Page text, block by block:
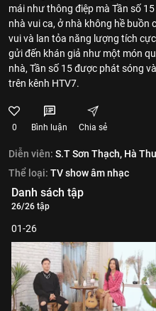
mái như thông điệp mà Tần số
nhà vui ca, ở nhà không hề buồn
vui và lan tỏa năng lượng tích
gửi đến khán giả như một món
nhà, Tần số 15 được phát sóng
trên kênh HTV7.
0 Bình luận Chia sẻ
Diễn viên: S.T Sơn Thạch, Hà Thu
Thể loại: TV show âm nhạc
Danh sách tập
26/26 tập
01-26